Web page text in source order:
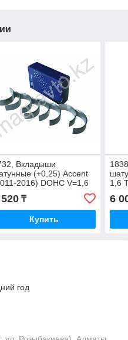
Вкладыши
(+0,25) Accent
2016) DOHC V=1,6
23060-2B911
₸
Купить
1,6
6
год